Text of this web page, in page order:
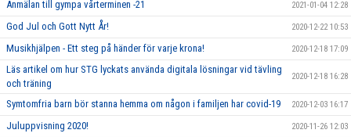
Anmälan till gympa vårterminen -21 2021-01-04 12:28
God Jul och Gott Nytt År! 2020-12-22 10:53
Musikhjälpen - Ett steg på händer för varje krona! 2020-12-18 17:09
Läs artikel om hur STG lyckats använda digitala lösningar vid tävling
och träning
2020-12-18 16:28
Symtomfria barn bör stanna hemma om någon i familjen har covid-19 2020-12-03 16:17
Juluppvisning 2020! 2020-11-26 12:03